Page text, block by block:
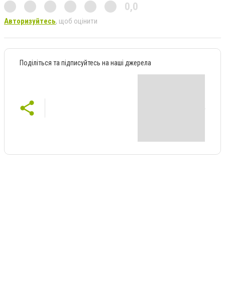
0,0
Авторизуйтесь, щоб оцінити
Поділіться та підписуйтесь на наші джерела